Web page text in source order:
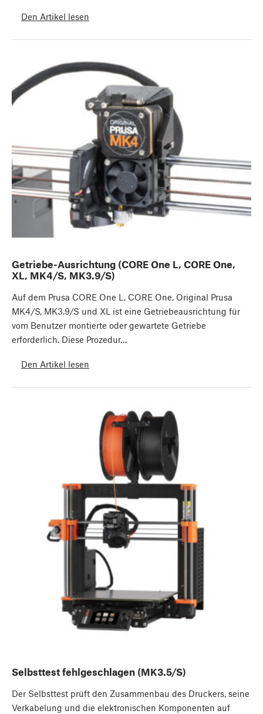
Den Artikel lesen
Getriebe-Ausrichtung (CORE One L, CORE One,
XL, MK4/S, MK3.9/S)
Auf dem Prusa CORE One L, CORE One, Original Prusa
MK4/S, MK3.9/S und XL ist eine Getriebeausrichtung für
vom Benutzer montierte oder gewartete Getriebe
erforderlich. Diese Prozedur…
Den Artikel lesen
Selbsttest fehlgeschlagen (MK3.5/S)
Der Selbsttest prüft den Zusammenbau des Druckers, seine
Verkabelung und die elektronischen Komponenten auf